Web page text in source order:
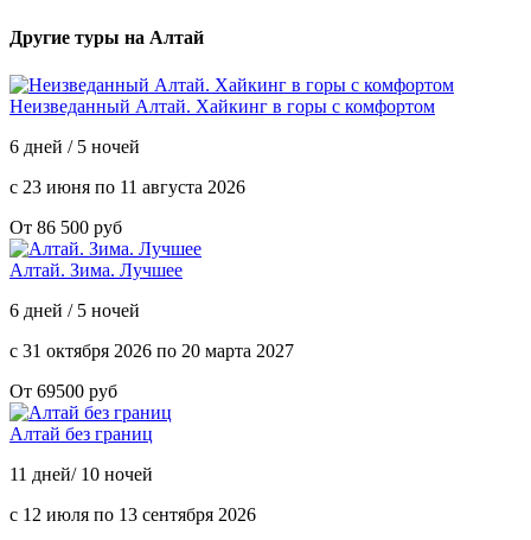
Другие туры на Алтай
Неизведанный Алтай. Хайкинг в горы с комфортом
6 дней / 5 ночей
с 23 июня по 11 августа 2026
От 86 500 руб
Алтай. Зима. Лучшее
6 дней / 5 ночей
с 31 октября 2026 по 20 марта 2027
От 69500 руб
Алтай без границ
11 дней/ 10 ночей
с 12 июля по 13 сентября 2026